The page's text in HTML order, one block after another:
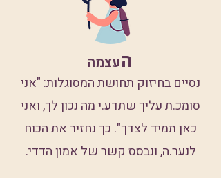
העצמה
נסיים בחיזוק תחושת המסוגלות: "אני
סומכ.ת עליך שתדע.י מה נכון לך, ואני
כאן תמיד לצדך". כך נחזיר את הכוח
לנער.ה, ונבסס קשר של אמון הדדי.